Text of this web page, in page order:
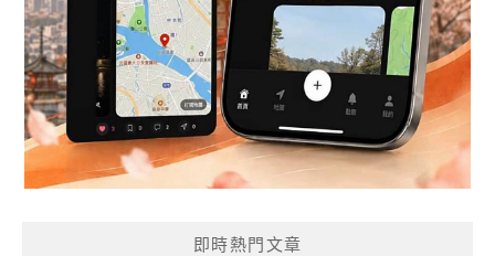
即時熱門文章